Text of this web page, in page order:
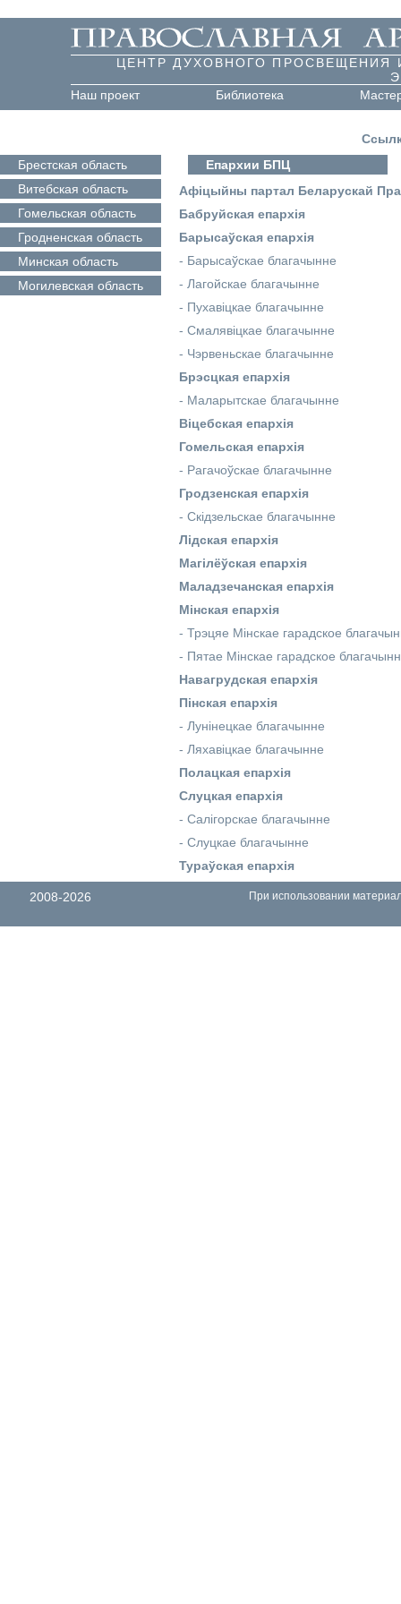
ЦЕНТР ДУХОВНОГО ПРОСВЕЩЕНИЯ
Наш проект
Библиотека
Брестская область
Витебская область
Гомельская область
Гродненская область
Минская область
Могилевская область
Епархии БПЦ
Афіцыйны партал Беларускай
Бабруйская епархія
Барысаўская епархія
- Барысаўскае благачынне
- Лагойскае благачынне
- Пухавіцкае благачынне
- Смалявіцкае благачынне
- Чэрвеньскае благачынне
Брэсцкая епархія
- Маларытскае благачынне
Віцебская епархія
Гомельская епархія
- Рагачоўскае благачынне
Гродзенская епархія
- Скідзельскае благачынне
Лідская епархія
Магілёўская епархія
Маладзечанская епархія
Мінская епархія
- Трэцяе Мінскае гарадское
- Пятае Мінскае гарадское
Навагрудская епархія
Пінская епархія
- Лунінецкае благачынне
- Ляхавіцкае благачынне
Полацкая епархія
Слуцкая епархія
- Салігорскае благачынне
- Слуцкае благачынне
Тураўская епархія
2008-2026 При использовании